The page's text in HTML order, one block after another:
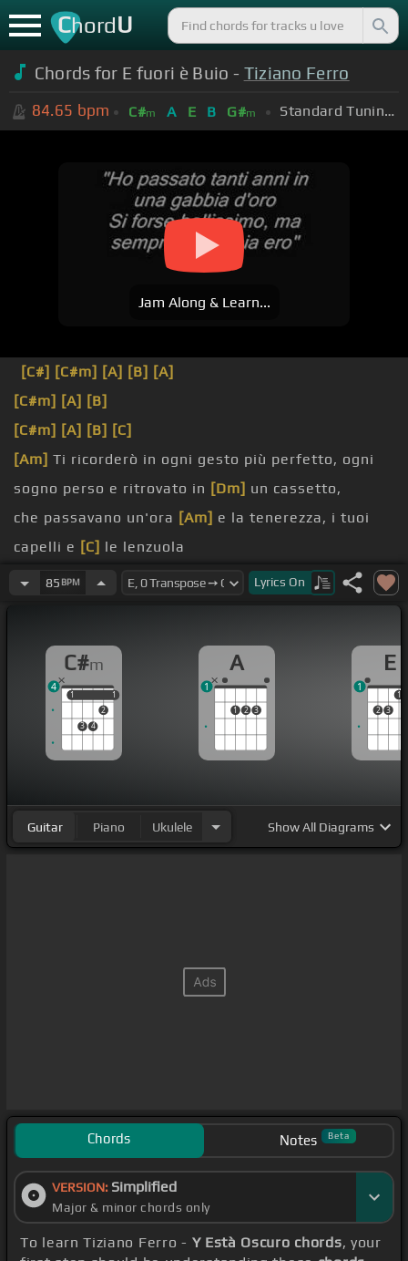
ChordU
Chords for E fuori è Buio - Tiziano Ferro
84.65 bpm C#m A E B G#m Standard Tuning (EADGBE)
Jam Along & Learn...
[C#] [C#m] [A] [B] [A]
[C#m] [A] [B]
[C#m] [A] [B] [C]
[Am] Ti ricorderò in ogni gesto più perfetto, ogni
sogno perso e ritrovato in [Dm] un cassetto,
che passavano un'ora [Am] e la tenerezza, i tuoi
capelli e [C] le lenzuola
le tue lacrime, non ci
riuscirò mai, perché se
parlerà[B]di te,
già tardi e fuori è buio,[G#m]non c'è una
soluzione
85 BPM Lyrics On
C#m
1
3 4
2
1
1 1
4
A
1 2 3
1
E
2 3
1
1
Guitar Piano Ukulele ShowAll Diagrams
Chords Notes Beta
VERSION: Simplified
Major & minor chords only
To learn Tiziano Ferro - Y Està Oscuro chords, your